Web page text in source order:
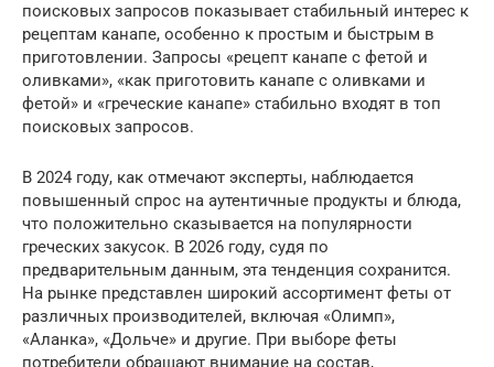
поисковых запросов показывает стабильный интерес к
рецептам канапе, особенно к простым и быстрым в
приготовлении. Запросы «рецепт канапе с фетой и
оливками», «как приготовить канапе с оливками и
фетой» и «греческие канапе» стабильно входят в топ
поисковых запросов.
В 2024 году, как отмечают эксперты, наблюдается
повышенный спрос на аутентичные продукты и блюда,
что положительно сказывается на популярности
греческих закусок. В 2026 году, судя по
предварительным данным, эта тенденция сохранится.
На рынке представлен широкий ассортимент феты от
различных производителей, включая «Олимп»,
«Аланка», «Дольче» и другие. При выборе феты
потребители обращают внимание на состав,